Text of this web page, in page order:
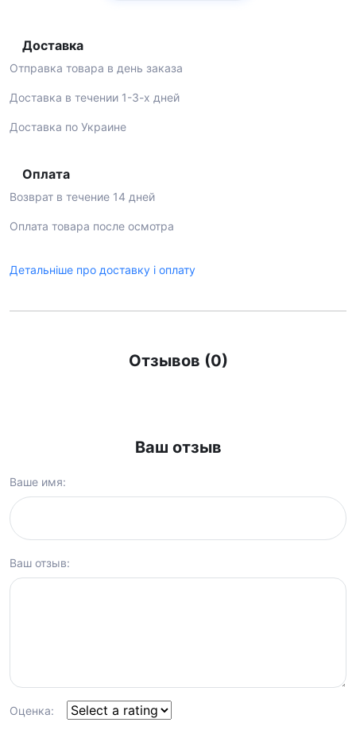
Доставка
Отправка товара в день заказа
Доставка в течении 1-3-х дней
Доставка по Украине
Оплата
Возврат в течение 14 дней
Оплата товара после осмотра
Детальніше про доставку і оплату
Отзывов (0)
Ваш отзыв
Ваше имя:
Ваш отзыв:
Оценка: